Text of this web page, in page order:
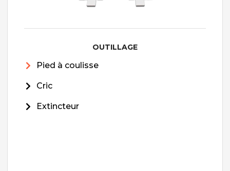
OUTILLAGE
Pied à coulisse
Cric
Extincteur